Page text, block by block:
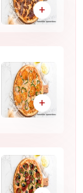
+
+